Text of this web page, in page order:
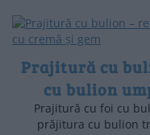
Prajitură cu
cu bulion
Prajitură cu foi cu
prăjitura cu bulion